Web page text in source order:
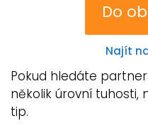
Do
Najít
Pokud hledáte
několik úrovní tuhosti,
tip.